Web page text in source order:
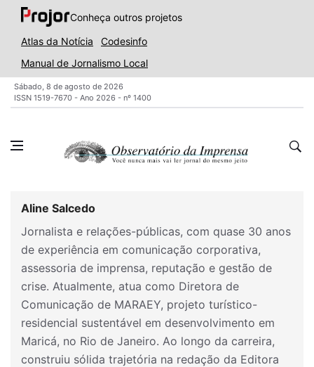
Conheça outros projetos
Atlas da Notícia
Codesinfo
Manual de Jornalismo Local
Sábado, 8 de agosto de 2026
ISSN 1519-7670 - Ano 2026 - nº 1400
Aline Salcedo
Jornalista e relações-públicas, com quase 30 anos
de experiência em comunicação corporativa,
assessoria de imprensa, reputação e gestão de
crise. Atualmente, atua como Diretora de
Comunicação de MARAEY, projeto turístico-
residencial sustentável em desenvolvimento em
Maricá, no Rio de Janeiro. Ao longo da carreira,
construiu sólida trajetória na redação da Editora